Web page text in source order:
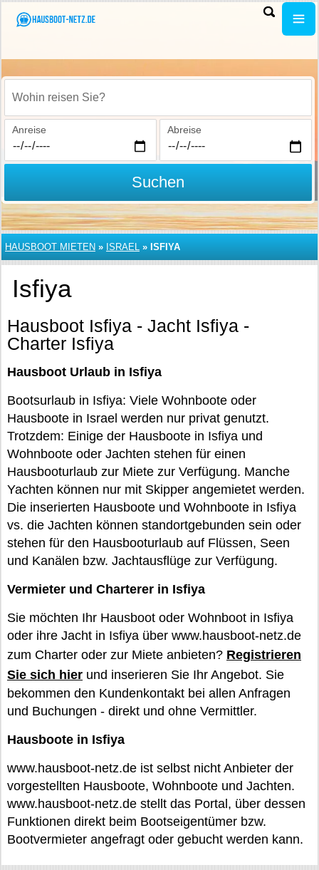
Wohin reisen Sie?
Anreise Abreise
Suchen
HAUSBOOT MIETEN » ISRAEL » ISFIYA
Isfiya
Hausboot Isfiya - Jacht Isfiya -
Charter Isfiya
Hausboot Urlaub in Isfiya
Bootsurlaub in Isfiya: Viele Wohnboote oder
Hausboote in Israel werden nur privat genutzt.
Trotzdem: Einige der Hausboote in Isfiya und
Wohnboote oder Jachten stehen für einen
Hausbooturlaub zur Miete zur Verfügung. Manche
Yachten können nur mit Skipper angemietet werden.
Die inserierten Hausboote und Wohnboote in Isfiya
vs. die Jachten können standortgebunden sein oder
stehen für den Hausbooturlaub auf Flüssen, Seen
und Kanälen bzw. Jachtausflüge zur Verfügung.
Vermieter und Charterer in Isfiya
Sie möchten Ihr Hausboot oder Wohnboot in Isfiya
oder ihre Jacht in Isfiya über www.hausboot-netz.de
zum Charter oder zur Miete anbieten? Registrieren
Sie sich hier und inserieren Sie Ihr Angebot. Sie
bekommen den Kundenkontakt bei allen Anfragen
und Buchungen - direkt und ohne Vermittler.
Hausboote in Isfiya
www.hausboot-netz.de ist selbst nicht Anbieter der
vorgestellten Hausboote, Wohnboote und Jachten.
www.hausboot-netz.de stellt das Portal, über dessen
Funktionen direkt beim Bootseigentümer bzw.
Bootvermieter angefragt oder gebucht werden kann.